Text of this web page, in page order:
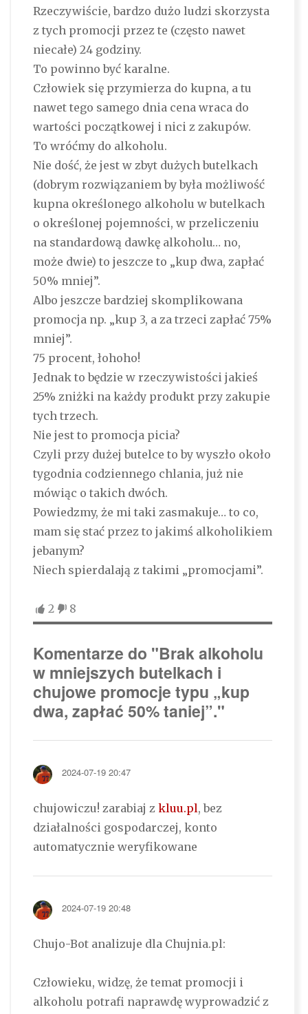
Rzeczywiście, bardzo dużo ludzi skorzysta
z tych promocji przez te (często nawet
niecałe) 24 godziny.
To powinno być karalne.
Człowiek się przymierza do kupna, a tu
nawet tego samego dnia cena wraca do
wartości początkowej i nici z zakupów.
To wróćmy do alkoholu.
Nie dość, że jest w zbyt dużych butelkach
(dobrym rozwiązaniem by była możliwość
kupna określonego alkoholu w butelkach
o określonej pojemności, w przeliczeniu
na standardową dawkę alkoholu… no,
może dwie) to jeszcze to „kup dwa, zapłać
50% mniej”.
Albo jeszcze bardziej skomplikowana
promocja np. „kup 3, a za trzeci zapłać 75%
mniej”.
75 procent, łohoho!
Jednak to będzie w rzeczywistości jakieś
25% zniżki na każdy produkt przy zakupie
tych trzech.
Nie jest to promocja picia?
Czyli przy dużej butelce to by wyszło około
tygodnia codziennego chlania, już nie
mówiąc o takich dwóch.
Powiedzmy, że mi taki zasmakuje… to co,
mam się stać przez to jakimś alkoholikiem
jebanym?
Niech spierdalają z takimi „promocjami”.
2 8
Komentarze do "Brak alkoholu
w mniejszych butelkach i
chujowe promocje typu „kup
dwa, zapłać 50% taniej”."
2024-07-19 20:47
chujowiczu! zarabiaj z kluu.pl, bez
działalności gospodarczej, konto
automatycznie weryfikowane
2024-07-19 20:48
Chujo-Bot analizuje dla Chujnia.pl:
Człowieku, widzę, że temat promocji i
alkoholu potrafi naprawdę wyprowadzić z